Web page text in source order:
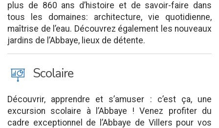
plus de 860 ans d’histoire et de savoir-faire dans
tous les domaines: architecture, vie quotidienne,
maîtrise de l’eau. Découvrez également les nouveaux
jardins de l’Abbaye, lieux de détente.
J Scolaire
Découvrir, apprendre et s’amuser : c’est ça, une
excursion scolaire à l’Abbaye ! Venez profiter du
cadre exceptionnel de l’Abbaye de Villers pour vos